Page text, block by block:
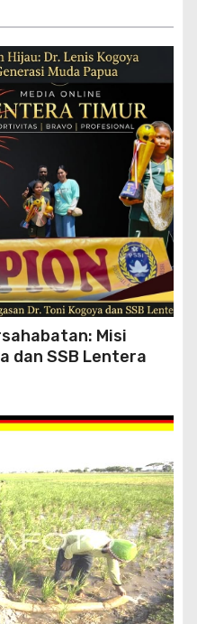
Misi
dan SSB Lentera